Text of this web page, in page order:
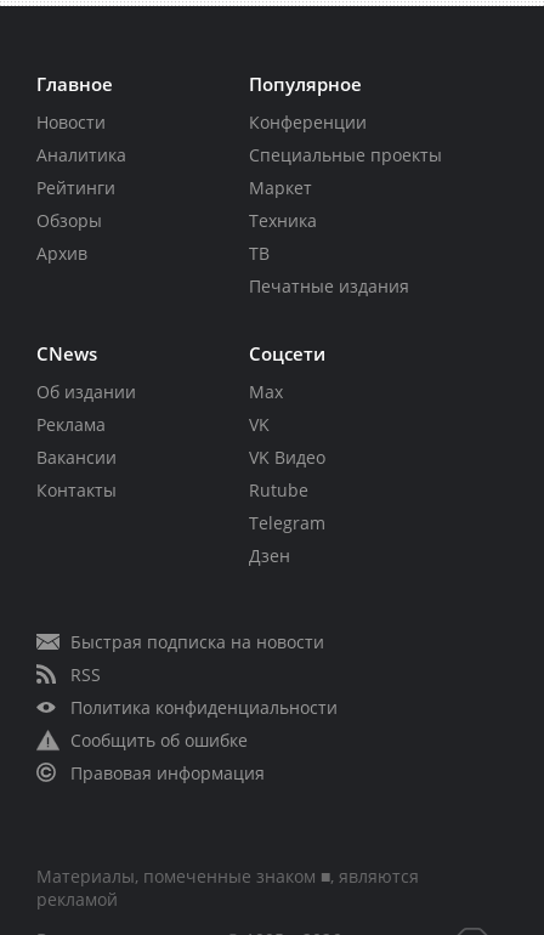
Главное
Новости
Аналитика
Рейтинги
Обзоры
Архив
Популярное
Конференции
Специальные проекты
Маркет
Техника
ТВ
Печатные издания
CNews
Об издании
Реклама
Вакансии
Контакты
Соцсети
Max
VK
VK Видео
Rutube
Telegram
Дзен
Быстрая подписка на новости
RSS
Политика конфиденциальности
Сообщить об ошибке
Правовая информация
Материалы, помеченные знаком ■, являются
рекламой